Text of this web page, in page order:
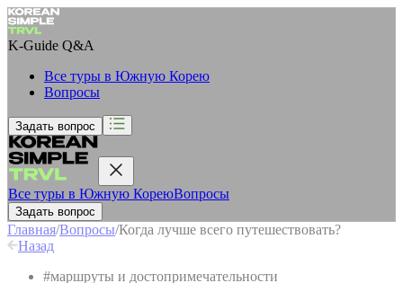
K-Guide Q&A
Все туры в Южную Корею
Вопросы
Задать вопрос
Все туры в Южную КореюВопросы
Задать вопрос
Главная/Вопросы/Когда лучше всего путешествовать?
Назад
#маршруты и достопримечательности